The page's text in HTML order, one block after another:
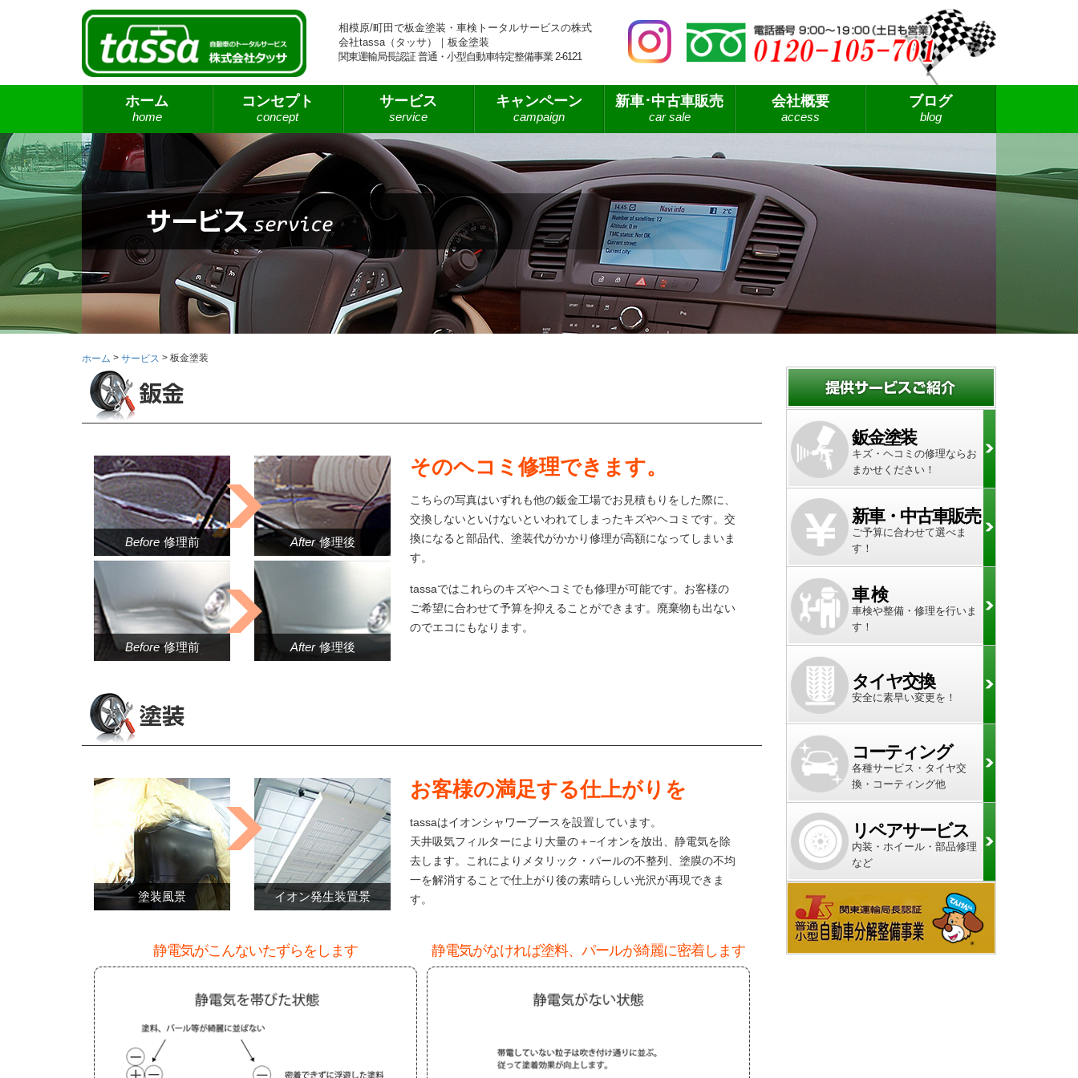
相模原/町田で板金塗装・車検トータルサービスの株式
会社tassa（タッサ）｜板金塗装
関東運輸局長認証 普通・小型自動車特定整備事業 2-6121
ホーム
home
コンセプト
concept
サービス
service
キャンペーン
campaign
新車･中古車販売
car sale
会社概要
access
ブログ
blog
ホーム > サービス > 板金塗装
Before 修理前 After 修理後
Before 修理前 After 修理後
そのヘコミ修理できます。
こちらの写真はいずれも他の鈑金工場でお見積もりをした際に、
交換しないといけないといわれてしまったキズやヘコミです。交
換になると部品代、塗装代がかかり修理が高額になってしまいま
す。
tassaではこれらのキズやヘコミでも修理が可能です。お客様の
ご希望に合わせて予算を抑えることができます。廃棄物も出ない
のでエコにもなります。
塗装風景 イオン発生装置景
お客様の満足する仕上がりを
tassaはイオンシャワーブースを設置しています。
天井吸気フィルターにより大量の＋−イオンを放出、静電気を除
去します。これによりメタリック・パールの不整列、塗膜の不均
一を解消することで仕上がり後の素晴らしい光沢が再現できま
す。
静電気がこんないたずらをします 静電気がなければ塗料、パールが綺麗に密着します
鈑金塗装
キズ・ヘコミの修理ならお
まかせください！
新車・中古車販売
ご予算に合わせて選べま
す！
車 検
車検や整備・修理を行いま
す！
タイヤ交換
安全に素早い変更を！
コーティング
各種サービス・タイヤ交
換・コーティング他
リペアサービス
内装・ホイール・部品修理
など